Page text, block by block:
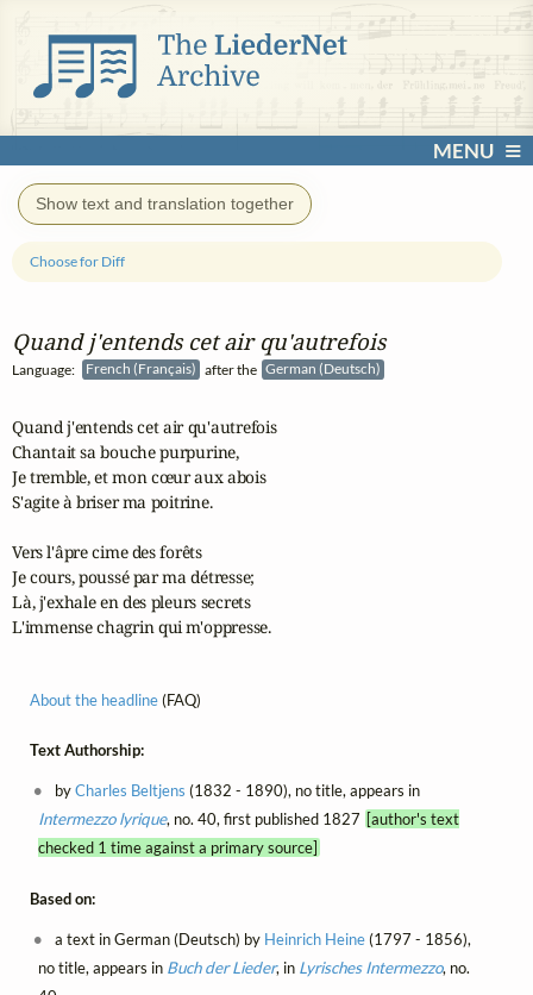
MENU
Show text and translation together
Quand j'entends cet air qu'autrefois
Language: French (Français) after the German (Deutsch)
Choose for Diff
Quand j'entends cet air qu'autrefois
Chantait sa bouche purpurine,
Je tremble, et mon cœur aux abois
S'agite à briser ma poitrine.
Vers l'âpre cime des forêts
Je cours, poussé par ma détresse;
Là, j'exhale en des pleurs secrets
L'immense chagrin qui m'oppresse.
About the headline(FAQ)
Text Authorship:
byCharles Beltjens (1832 - 1890), no title, appears in
Intermezzo lyrique, no. 40, first published 1827 [author's text
checked 1 time against a primary source]
Based on:
a text in German (Deutsch) by Heinrich Heine(1797 - 1856),
no title, appears in Buch der Lieder, in Lyrisches Intermezzo, no.